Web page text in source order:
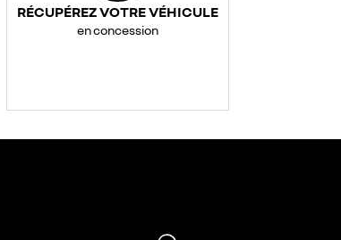
RÉCUPÉREZ VOTRE VÉHICULE
en concession